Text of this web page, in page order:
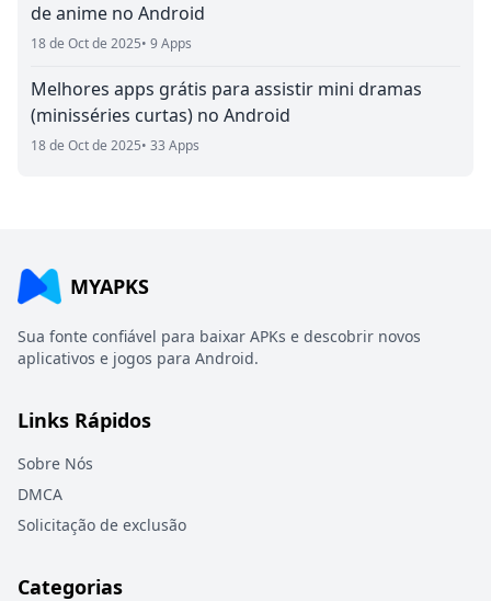
de anime no Android
18 de Oct de 2025• 9 Apps
Melhores apps grátis para assistir mini dramas
(minisséries curtas) no Android
18 de Oct de 2025• 33 Apps
MYAPKS
Sua fonte confiável para baixar APKs e descobrir novos
aplicativos e jogos para Android.
Links Rápidos
Sobre Nós
DMCA
Solicitação de exclusão
Categorias